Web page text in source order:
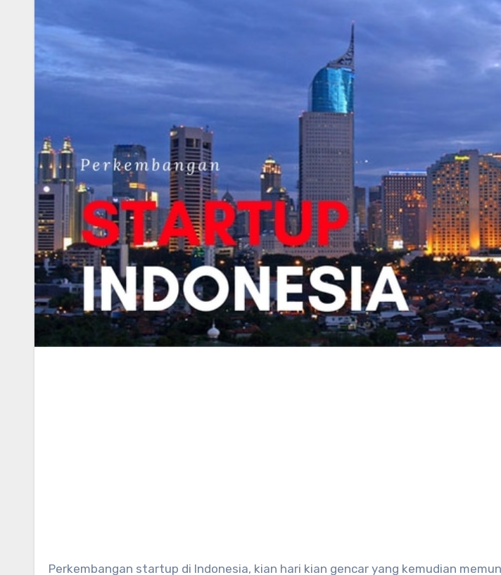
Perkembangan startup di Indonesia, kian hari kian gencar yang kemudian memunculkan aktor-aktor baru yang